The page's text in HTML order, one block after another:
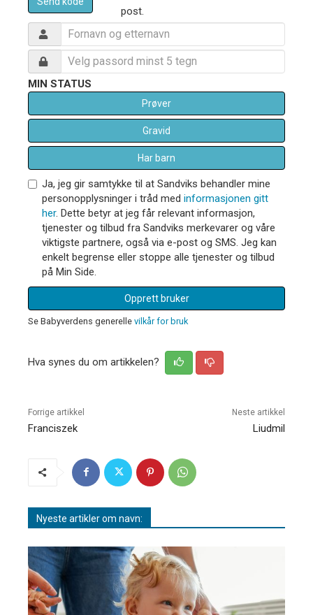
post.
MIN STATUS
Prøver
Gravid
Har barn
Ja, jeg gir samtykke til at Sandviks behandler mine
personopplysninger i tråd med informasjonen gitt
her. Dette betyr at jeg får relevant informasjon,
tjenester og tilbud fra Sandviks merkevarer og våre
viktigste partnere, også via e-post og SMS. Jeg kan
enkelt begrense eller stoppe alle tjenester og tilbud
på Min Side.
Opprett bruker
Se Babyverdens generelle vilkår for bruk
Hva synes du om artikkelen?
Forrige artikkel
Franciszek
Neste artikkel
Liudmil
Nyeste artikler om navn: